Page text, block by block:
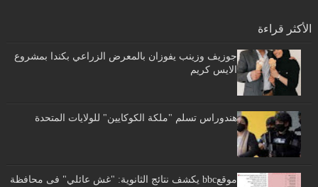
الأكثر قراءة
جوزيف وزينب يفوزان بالمعرض الزراعي بكندا بمشروع
الايس كريم
هندوراس تسلم "ملكة الكوكايين" للولايات المتحدة
موقعbbc يكشف نتائج الثانوية: "غش عائلي" فى محافظة